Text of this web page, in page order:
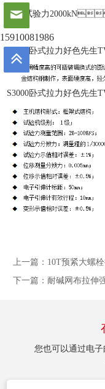
成，试验力
S3000卧式拉力好色先生
S3000卧式拉力好色先生
上一篇： 10T预紧大螺
下一篇： 耐碱网布拉伸
您也可以通过电子
15910081986